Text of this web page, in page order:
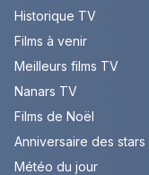
Historique TV
Films à venir
Meilleurs films TV
Nanars TV
Films de Noël
Anniversaire des stars
Météo du jour